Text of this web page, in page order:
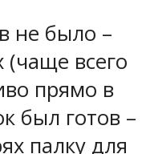
не было –
всего
прямо в
был готов –
палку для